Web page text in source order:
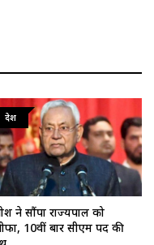
देश
ने सौंपा राज्यपाल को
10वीं बार सीएम पद की